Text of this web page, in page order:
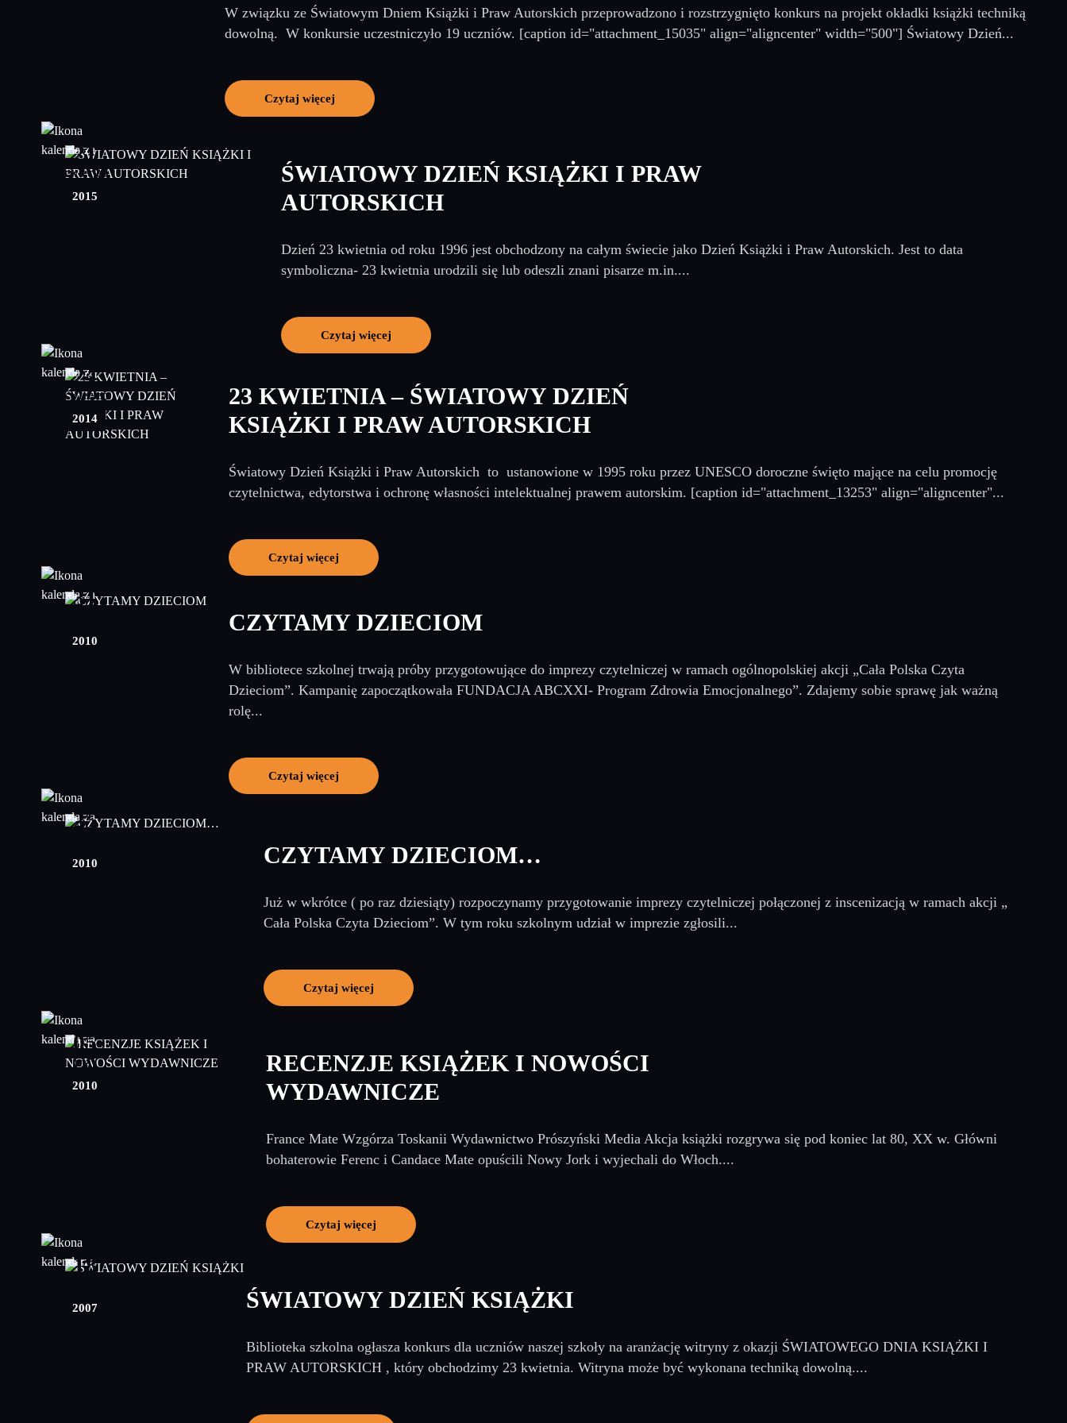
W związku ze Światowym Dniem Książki i Praw Autorskich przeprowadzono i rozstrzygnięto konkurs na projekt okładki książki techniką
dowolną. W konkursie uczestniczyło 19 uczniów. [caption id="attachment_15035" align="aligncenter" width="500"] Światowy Dzień...
Czytaj więcej
21
kwiecień
2015
ŚWIATOWY DZIEŃ KSIĄŻKI I PRAW
AUTORSKICH
Dzień 23 kwietnia od roku 1996 jest obchodzony na całym świecie jako Dzień Książki i Praw Autorskich. Jest to data
symboliczna- 23 kwietnia urodzili się lub odeszli znani pisarze m.in....
Czytaj więcej
24
kwiecień
2014
23 KWIETNIA – ŚWIATOWY DZIEŃ
KSIĄŻKI I PRAW AUTORSKICH
Światowy Dzień Książki i Praw Autorskich to ustanowione w 1995 roku przez UNESCO doroczne święto mające na celu promocję
czytelnictwa, edytorstwa i ochronę własności intelektualnej prawem autorskim. [caption id="attachment_13253" align="aligncenter"...
Czytaj więcej
31
2010
CZYTAMY DZIECIOM
W bibliotece szkolnej trwają próby przygotowujące do imprezy czytelniczej w ramach ogólnopolskiej akcji „Cała Polska Czyta
Dzieciom”. Kampanię zapoczątkowała FUNDACJA ABCXXI- Program Zdrowia Emocjonalnego”. Zdajemy sobie sprawę jak ważną
rolę...
Czytaj więcej
25
2010
CZYTAMY DZIECIOM…
Już w wkrótce ( po raz dziesiąty) rozpoczynamy przygotowanie imprezy czytelniczej połączonej z inscenizacją w ramach akcji „
Cała Polska Czyta Dzieciom”. W tym roku szkolnym udział w imprezie zgłosili...
Czytaj więcej
05
maj
2010
RECENZJE KSIĄŻEK I NOWOŚCI
WYDAWNICZE
France Mate Wzgórza Toskanii Wydawnictwo Prószyński Media Akcja książki rozgrywa się pod koniec lat 80, XX w. Główni
bohaterowie Ferenc i Candace Mate opuścili Nowy Jork i wyjechali do Włoch....
Czytaj więcej
18
2007
ŚWIATOWY DZIEŃ KSIĄŻKI
Biblioteka szkolna ogłasza konkurs dla uczniów naszej szkoły na aranżację witryny z okazji ŚWIATOWEGO DNIA KSIĄŻKI I
PRAW AUTORSKICH , który obchodzimy 23 kwietnia. Witryna może być wykonana techniką dowolną....